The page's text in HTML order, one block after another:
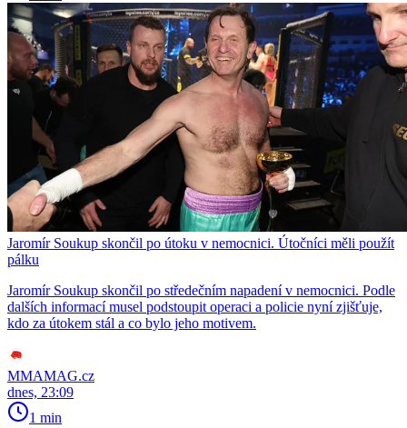
Jaromír Soukup skončil po útoku v nemocnici. Útočníci měli použít
pálku
Jaromír Soukup skončil po středečním napadení v nemocnici. Podle
dalších informací musel podstoupit operaci a policie nyní zjišťuje,
kdo za útokem stál a co bylo jeho motivem.
MMAMAG.cz
dnes, 23:09
1 min